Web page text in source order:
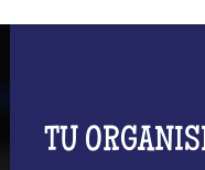
TU